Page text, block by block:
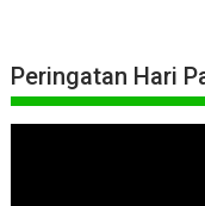
Peringatan Hari